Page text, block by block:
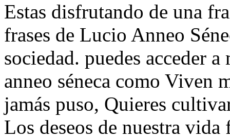
Estas disfrutando de una
frases de Lucio Anneo
sociedad. puedes acceder
anneo séneca como Viven
jamás puso, Quieres
Los deseos de nuestra